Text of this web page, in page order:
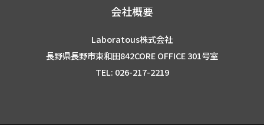
会社概要
Laboratous株式会社
長野県長野市東和田842CORE OFFICE 301号室
TEL: 026-217-2219